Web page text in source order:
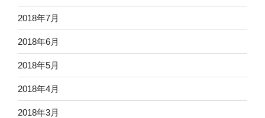
2018年7月
2018年6月
2018年5月
2018年4月
2018年3月